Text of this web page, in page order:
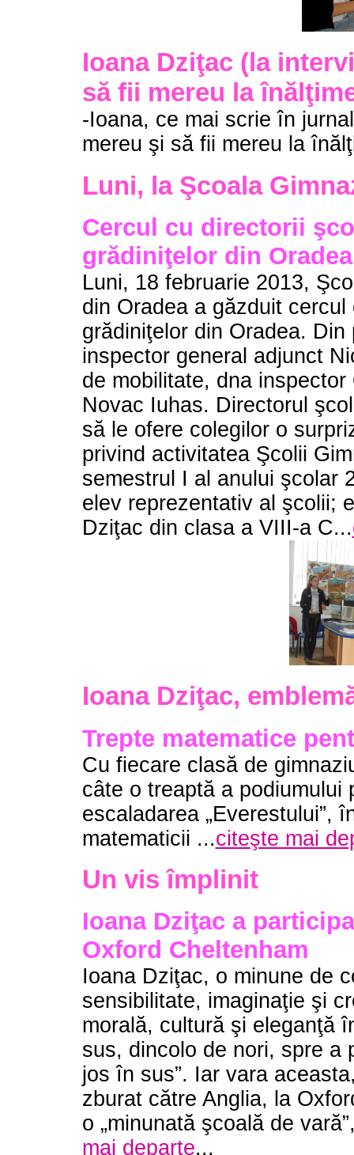
Ioana Dziţac (la
să fii mereu la
-Ioana, ce mai scrie în
mereu şi să fii mereu la
Luni, la Şcoala
Cercul cu directorii
grădiniţelor din Oradea
Luni, 18 februarie 2013,
din Oradea a găzduit
grădiniţelor din Oradea.
inspector general adjunct
de mobilitate, dna
Novac Iuhas. Directorul
să le ofere colegilor o
privind activitatea Şcolii
semestrul I al anului şcolar
elev reprezentativ al şcolii;
Dziţac din clasa a VIII-a C...
Ioana Dziţac,
Trepte matematice
Cu fiecare clasă de
câte o treaptă a
escaladarea „Everestului”,
matematicii ...citeşte mai
Un vis împlinit
Ioana Dziţac a
Oxford Cheltenham
Ioana Dziţac, o minune de
sensibilitate, imaginaţie şi
morală, cultură şi eleganţă
sus, dincolo de nori, spre a
jos în sus”. Iar vara
zburat către Anglia, la
o „minunată şcoală de
mai departe...